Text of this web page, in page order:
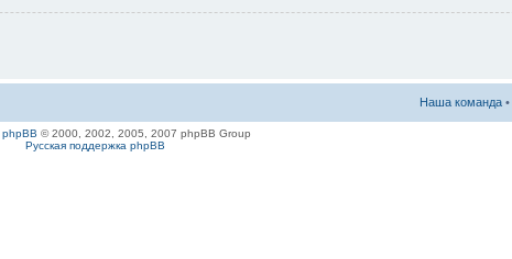
Наша команда •
phpBB © 2000, 2002, 2005, 2007 phpBB Group
Русская поддержка phpBB